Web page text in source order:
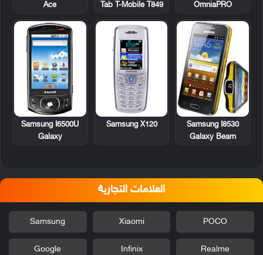
OmniaPRO
Tab T-Mobile T849
Ace
Samsung I8530
Galaxy Beam
Samsung X120
Samsung I6500U
Galaxy
العلامات التجارية
POCO
Xiaomi
Samsung
Realme
Infinix
Google